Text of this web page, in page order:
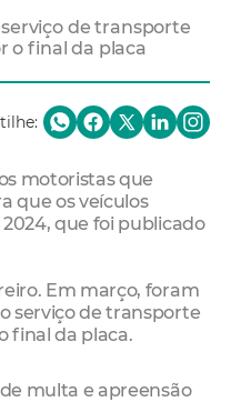
de transporte
o final da placa
motoristas que
que os veículos
que foi publicado
Em março, foram
serviço de transporte
final da placa.
multa e apreensão